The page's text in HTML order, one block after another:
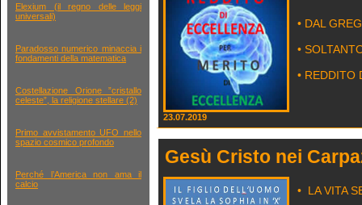
Elexium (il regno delle leggi
universali)
Paradosso numerico minaccia i
fondamenti della matematica
Costellazione Orione ”cristallo
celeste”, la religione stellare (2)
Primo avvistamento UFO nello
spazio cosmico profondo
Perché l’America non ama il
calcio
• DAL
•
• REDDITO
23.07.2019
Gesù Cristo nei
• LA VITA